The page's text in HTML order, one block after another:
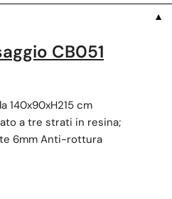
▼
CB051
140x90xH215 cm
a tre strati in resina;
6mm Anti-rottura